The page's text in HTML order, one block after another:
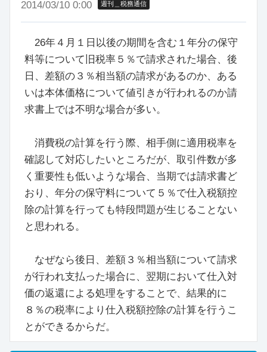
2014/03/10 0:00 週刊＿税務通信
26年４月１日以後の期間を含む１年分の保守
料等について旧税率５％で請求された場合、後
日、差額の３％相当額の請求があるのか、ある
いは本体価格について値引きが行われるのか請
求書上では不明な場合が多い。
消費税の計算を行う際、相手側に適用税率を
確認して対応したいところだが、取引件数が多
く重要性も低いような場合、当期では請求書ど
おり、年分の保守料について５％で仕入税額控
除の計算を行っても特段問題が生じることない
と思われる。
なぜなら後日、差額３％相当額について請求
が行われ支払った場合に、翌期において仕入対
価の返還による処理をすることで、結果的に
８％の税率により仕入税額控除の計算を行うこ
とができるからだ。